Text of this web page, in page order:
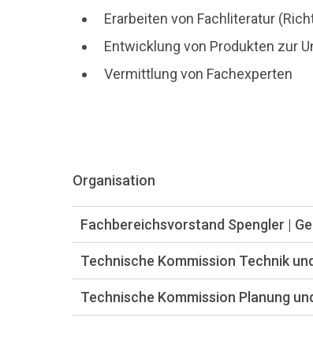
Erarbeiten von Fachliteratur
Entwicklung von Produkten zur
Vermittlung von Fachexperten
Organisation
Fachbereichsvorstand Spengler |
Technische Kommission Technik
Technische Kommission Planung